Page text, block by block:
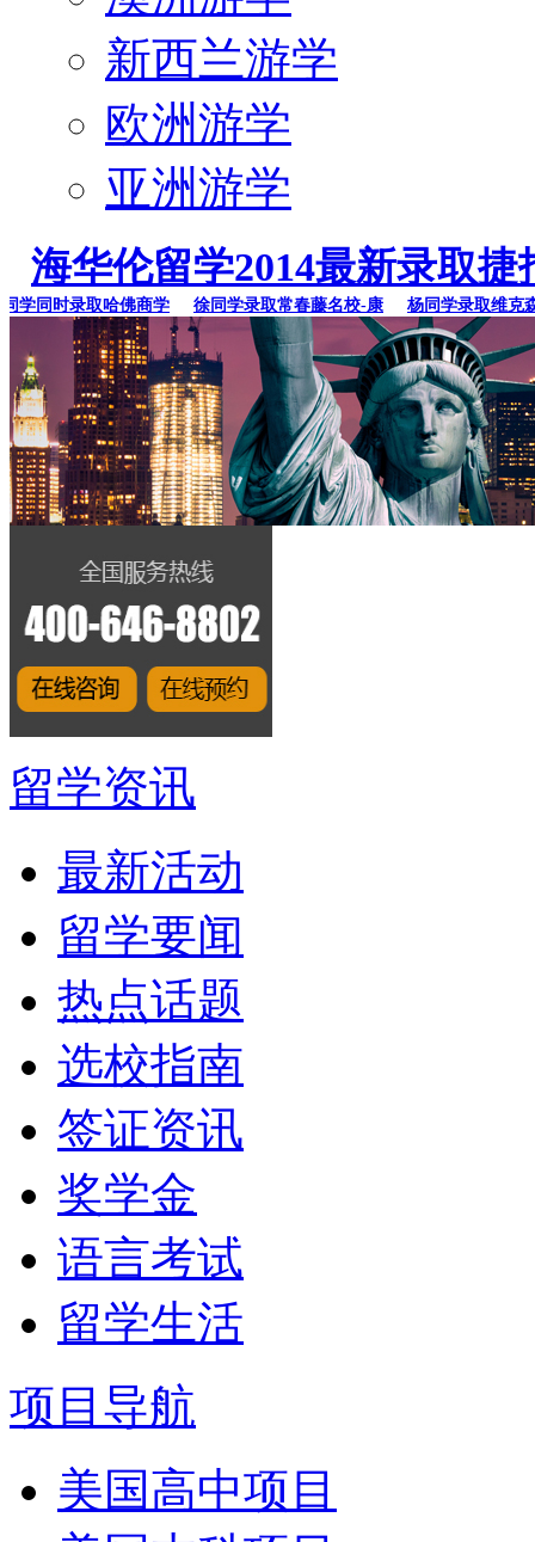
新西兰游学
欧洲游学
亚洲游学
海华伦留学2014最新录取捷
同时录取哈佛商学 徐同学录取常春藤名校-康 杨同学录取维克森林
留学资讯
最新活动
留学要闻
热点话题
选校指南
签证资讯
奖学金
语言考试
留学生活
项目导航
美国高中项目